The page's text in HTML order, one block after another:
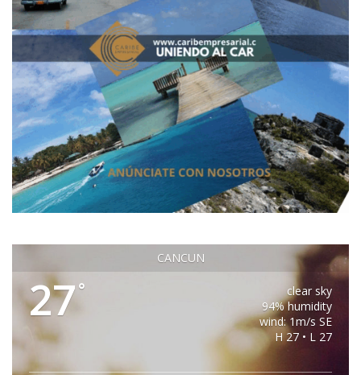
CANCUN
27°
clear sky
94% humidity
wind: 1m/s SE
H 27 • L 27